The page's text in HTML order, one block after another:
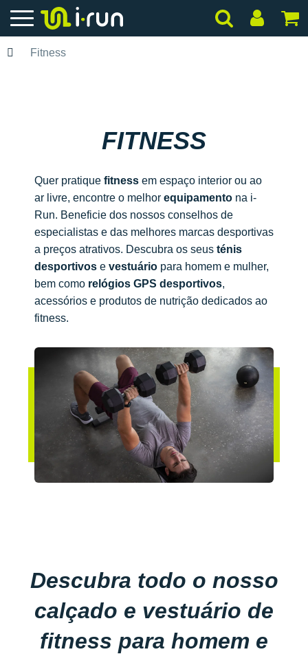
Fitness
FITNESS
Quer pratique fitness em espaço interior ou ao
ar livre, encontre o melhor equipamento na i-
Run. Beneficie dos nossos conselhos de
especialistas e das melhores marcas desportivas
a preços atrativos. Descubra os seus ténis
desportivos e vestuário para homem e mulher,
bem como relógios GPS desportivos,
acessórios e produtos de nutrição dedicados ao
fitness.
Descubra todo o nosso
calçado e vestuário de
fitness para homem e